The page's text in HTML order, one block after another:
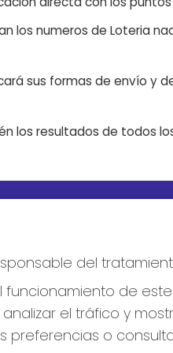
los numeros de Loteria
sus formas de envío y
los resultados de todos
del
de
el tráfico y
preferencias o